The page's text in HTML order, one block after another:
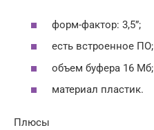
форм-фактор: 3,5”;
есть встроенное ПО;
объем буфера 16 Мб;
материал пластик.
Плюсы